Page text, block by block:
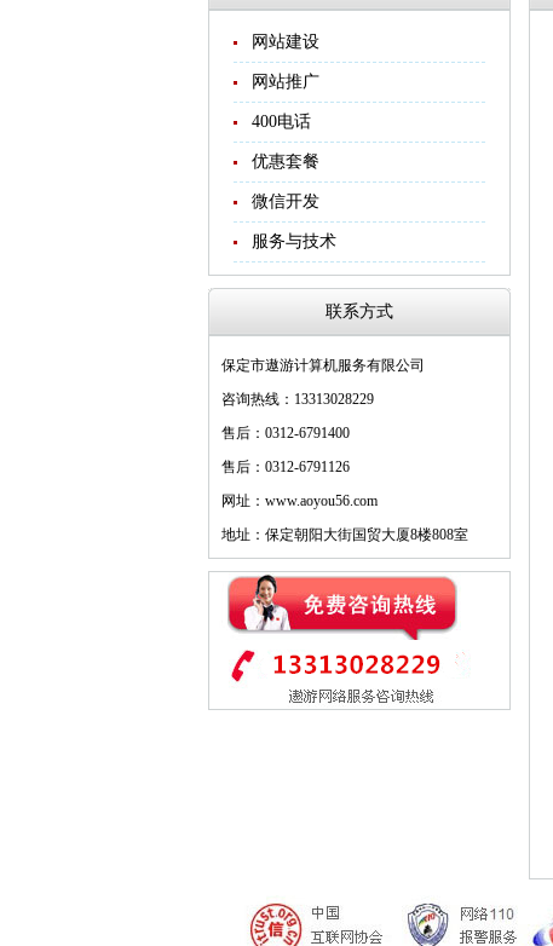
网站建设
网站推广
400电话
优惠套餐
微信开发
服务与技术
联系方式
保定市遨游计算机服务有限公司
咨询热线：13313028229
售后：0312-6791400
售后：0312-6791126
网址：www.aoyou56.com
地址：保定朝阳大街国贸大厦8楼808室